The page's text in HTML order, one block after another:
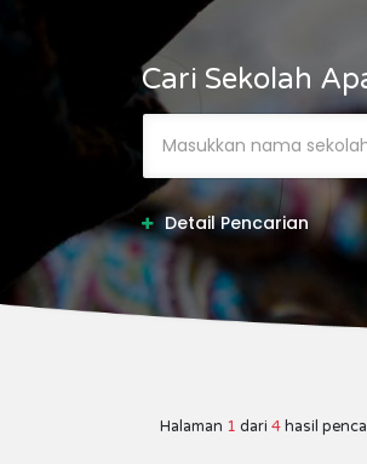
Cari Sekolah
Detail Pencarian
Halaman 1 dari 4 hasil